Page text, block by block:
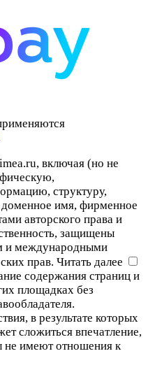
включая (но не
структуру,
имя, фирменное
авторского права и
защищены
и международными
прав. Читать далее
содержания страниц и
площадках без
в результате которых
сложиться впечатление,
не имеют отношения к